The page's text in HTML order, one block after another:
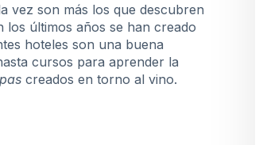
vez son más los que descubren
últimos años se han creado
hoteles son una buena
cursos para aprender la
creados en torno al vino.